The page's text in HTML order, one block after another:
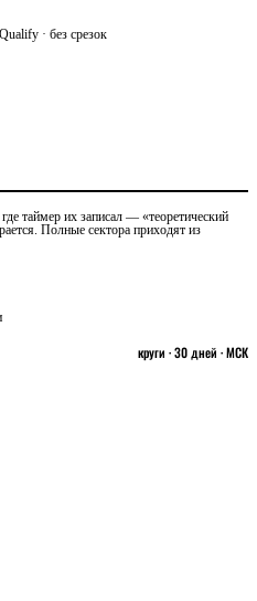
· без срезок
таймер их записал — «теоретический
Полные сектора приходят из
круги · 30 дней · МСК